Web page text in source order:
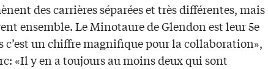
des carrières séparées et très différentes, mais
ensemble. Le Minotaure de Glendon est leur 5e
un chiffre magnifique pour la collaboration»,
«Il y en a toujours au moins deux qui sont